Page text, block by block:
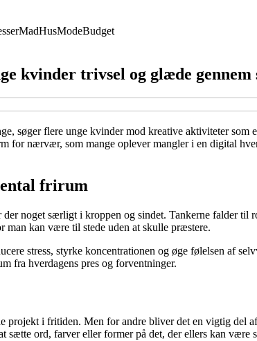
MadHusModeBudget
kvinder trivsel og glæde gennem
søger flere unge kvinder mod kreative aktiviteter
for nærvær, som mange oplever mangler i en digital
frirum
noget særligt i kroppen og sindet. Tankerne falder
kan være til stede uden at skulle præstere.
stress, styrke koncentrationen og øge følelsen af
fra hverdagens pres og forventninger.
projekt i fritiden. Men for andre bliver det en vigtig del
sætte ord, farver eller former på det, der ellers kan være